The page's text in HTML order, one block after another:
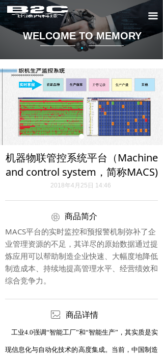
끀
机器物联管控系统平台（Machine
and control system，简称MACS)
商品简介
2018年4月25日 14:46
MACS平台的实时监控和预报警机制弥补了企
业管理资源的不足，其详尽的原始数据通过提
炼应用可以帮助制造企业快速、大幅度地降低
制造成本、持续地提高管理水平、经营绩效和
综合竞争力。
商品详情
工业4.0强调“智能工厂”和“智能生产”，其实质是实
现信息化与自动化技术的高度集成。当前，中国制造
ꁵ
ꂈ
WELCOME TO MEMORY
·